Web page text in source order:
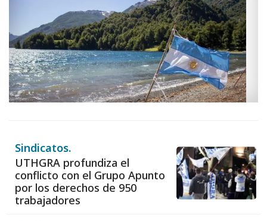
Sindicatos.
UTHGRA profundiza el
conflicto con el Grupo Apunto
por los derechos de 950
trabajadores